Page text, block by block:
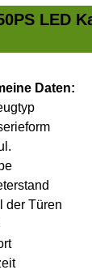
LED
Daten:
der Türen